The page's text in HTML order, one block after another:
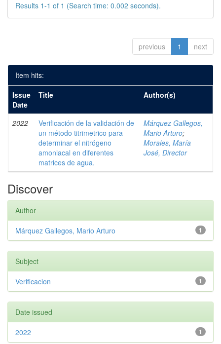
Results 1-1 of 1 (Search time: 0.002 seconds).
previous 1 next
Item hits:
Issue
Date
Title Author(s)
2022
Verificación de la validación de
un método titrimetrico para
determinar el nitrógeno
amoniacal en diferentes
matrices de agua.
Márquez Gallegos,
Mario Arturo;
Morales, María
José, Director
Discover
Author
1
Márquez Gallegos, Mario Arturo
Subject
1
Verificacion
Date issued
1
2022